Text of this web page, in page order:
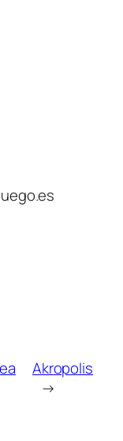
Akropolis
→